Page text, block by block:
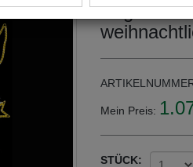
Engel mit
Mein Preis:
STÜCK: